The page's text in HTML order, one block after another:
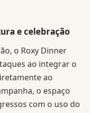
e celebração
o Roxy Dinner
ao integrar o
ao
o espaço
com o uso do